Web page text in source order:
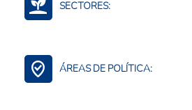
SECTORES:
ÁREAS DE POLÍTICA: